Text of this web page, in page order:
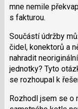
mne nemile
s fakturou.
Součástí údržby
čidel, konektorů a
nahradit
jednotky? Tyto
se rozhoupal k
Rozhodl jsem se o